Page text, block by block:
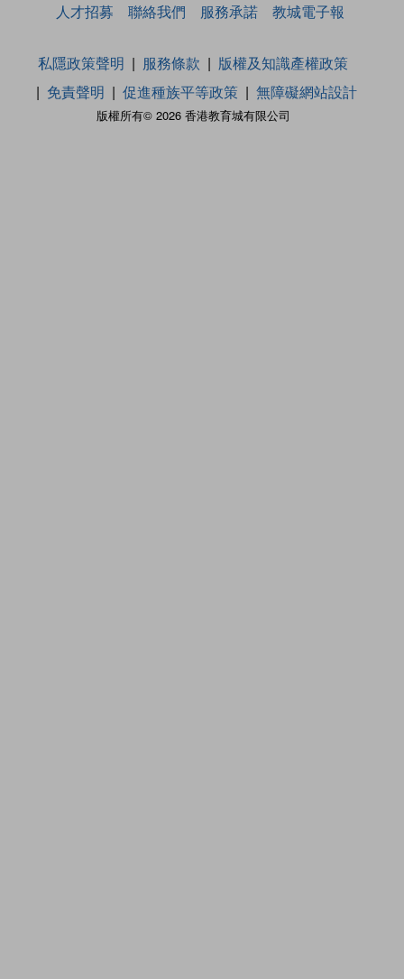
人才招募
聯絡我們 服務承諾 教城電子報
版權所有© 2026 香港教育城有限公司
私隱政策聲明 服務條款
版權及知識產權政策
免責聲明
促進種族平等政策 無障礙網站設計